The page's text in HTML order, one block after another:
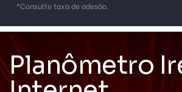
*Consulte taxa de adesão.
Planômetro